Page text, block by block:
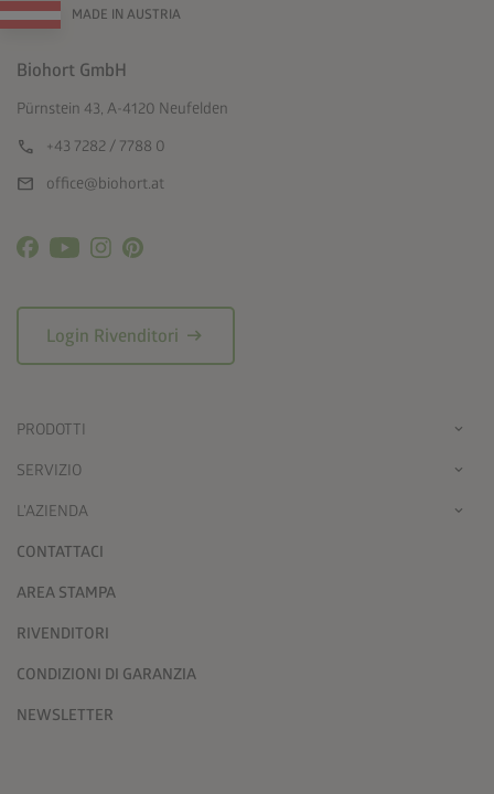
MADE IN AUSTRIA
Biohort GmbH
Pürnstein 43, A-4120 Neufelden
call +43 7282 / 7788 0
mail office@biohort.at
Login Rivenditori arrow_right_alt
PRODOTTI
SERVIZIO
L'AZIENDA
CONTATTACI
AREA STAMPA
RIVENDITORI
CONDIZIONI DI GARANZIA
NEWSLETTER